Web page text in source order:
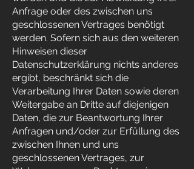
Anfrage oder des zwischen uns
geschlossenen Vertrages benötigt
werden. Sofern sich aus den weiteren
Hinweisen dieser
Datenschutzerklärung nichts anderes
ergibt, beschränkt sich die
Verarbeitung Ihrer Daten sowie deren
Weitergabe an Dritte auf diejenigen
Daten, die zur Beantwortung Ihrer
Anfragen und/oder zur Erfüllung des
zwischen Ihnen und uns
geschlossenen Vertrages, zur